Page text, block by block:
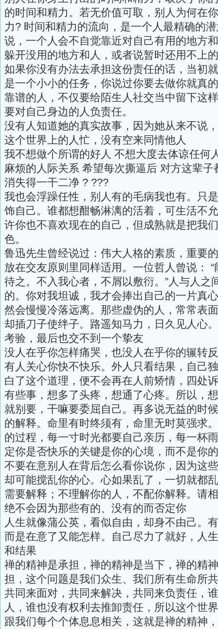
的时间和精力。若无价值可取，别人为何在
力? 时间和精力的流向，是一个人最精确的
说，一个人会不自觉靠近对自己有用的地方
躲开没用的地方和人，或者说暂时还用不上
如果你没有办法去承担这份责任的话，当初
是一个小小的任务，你说过你要去做你就真
靠谱的人，不仅要给陌生人社交当中留下这
要对自己身边的人负责任。
没有人知道她的真实故事，因为她从来不说
这个世界上的人忙，没有空来同情他人
我不想做个所谓的好人 不想大度去体谅任何
麻烦的人际关系 希望每次撕逼后 对方这辈
消失得一干二净 ? ???
我也会浮躁任性，别人有的毛病我也有。只
饰自己。谁都想酣畅淋漓的活着，可生活不
许你也不喜欢现在的自己，但成熟就是把我
色。
鲁迅先生曾经说过：伟大人格的素质，重要
放在交友原则里同样适用。一位哲人曾说：
待之。不入我心者，不屑以敷衍。”人与人之
的。你对我坦诚，我才会捧出自己的一片真
然会慢慢冷落远离。那些虚伪的人，常常表
却插刀子使绊子。路遥知马力，日久见人心
考验，最后也交不到一个挚友
没人在乎你怎样痛哭，也没人在乎你的辗转
有人关心你快不快乐。外人只看结果，自己
白了这个道理，便不会再在人前矫情，四处
有些事，想多了头疼，想通了心疼。所以，
就别要，干嘛要委屈自己。再多说无益的时
的解释。命里有时终须有，命里无时莫强求
的过程，每一寸时光都要自己亲历，每一杯
定你是否快乐的关键是你的心境，而不是你
不要在意别人在背后怎么看你说你，因为这
却可能搅乱你的心。心如果乱了，一切就都
需要解释；不理解你的人，不配你解释。请
绝不会因为那些有的、没有的而否定你
人生就像蒲公英，看似自由，却身不由己。
而是在意了又能怎样。自己尽力了就好，人
和结果
禅的精神是承担，禅的精神是当下，禅的精
担，这个问题是我们众生、我们所有生命所
共同来面对，共同来解决，共同来负责任，
人，谁也没有权利去推卸责任，所以这个世
跟我们每个个体息息相关，这就是禅的精神